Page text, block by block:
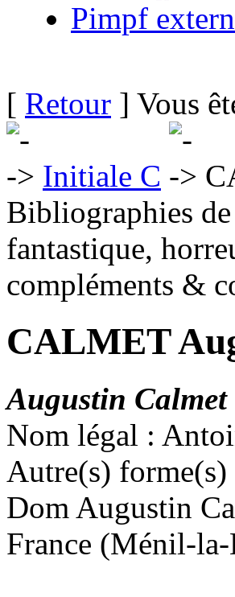
Pimpf
[ Retour ] Vous
Initiale C
Bibliographies
fantastique,
compléments &
CALMET
Augustin Calmet
Nom légal :
Autre(s)
Dom Augustin
France (Ménil-